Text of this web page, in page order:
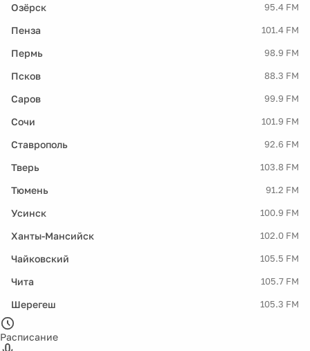
Озёрск 95.4 FM
Пенза 101.4 FM
Пермь 98.9 FM
Псков 88.3 FM
Саров 99.9 FM
Сочи 101.9 FM
Ставрополь 92.6 FM
Тверь 103.8 FM
Тюмень 91.2 FM
Усинск 100.9 FM
Ханты-Мансийск 102.0 FM
Чайковский 105.5 FM
Чита 105.7 FM
Шерегеш 105.3 FM
Расписание